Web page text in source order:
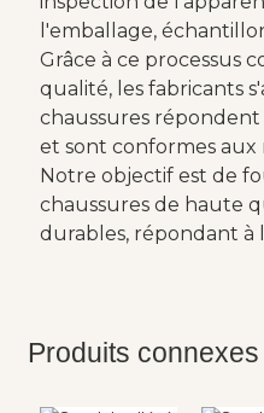
l'emballage,
Grâce à ce processus
qualité, les fabricants
chaussures
et sont conformes aux
Notre objectif est de
chaussures de haute
durables, répondant à
Produits connexes